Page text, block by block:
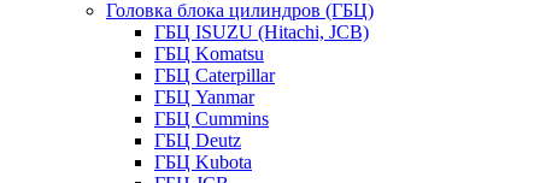
Головка блока цилиндров (ГБЦ)
ГБЦ ISUZU (Hitachi, JCB)
ГБЦ Komatsu
ГБЦ Caterpillar
ГБЦ Yanmar
ГБЦ Cummins
ГБЦ Deutz
ГБЦ Kubota